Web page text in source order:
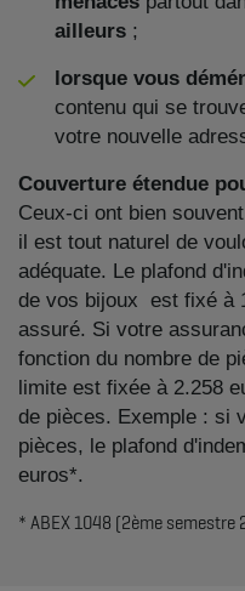
ailleurs ;
lorsque vous
contenu qui se
votre nouvelle
Couverture étendue
Ceux-ci ont bien
il est tout naturel de
adéquate. Le plafond
de vos bijoux est fixé à
assuré. Si votre
fonction du nombre de
limite est fixée à 2.258
de pièces. Exemple : si
pièces, le plafond
euros*.
* ABEX 1048 (2ème semestre